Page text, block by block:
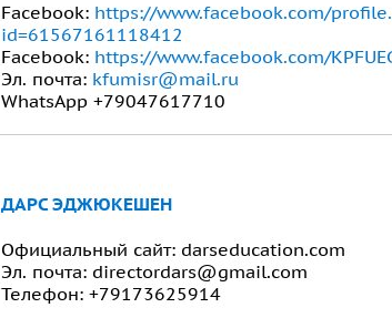
Facebook: https://www.facebook.com/
id=61567161118412
Facebook: https://www.facebook.com/
Эл. почта: kfumisr@mail.ru
WhatsApp +79047617710
ДАРС ЭДЖЮКЕШЕН
Официальный сайт: darseducation.com
Эл. почта: directordars@gmail.com
Телефон: +79173625914